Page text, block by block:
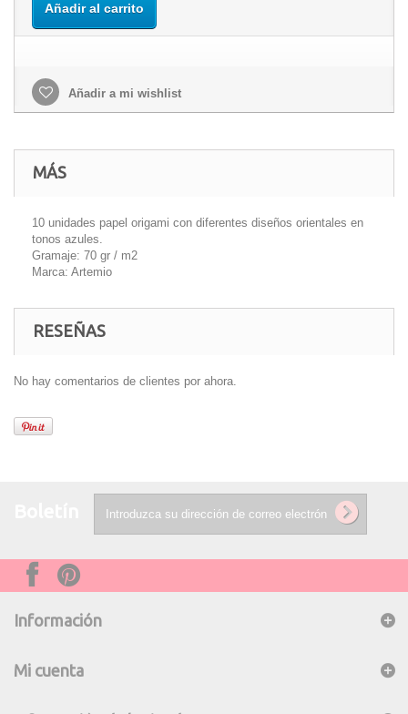
Añadir al carrito
Añadir a mi wishlist
MÁS
10 unidades papel origami con diferentes diseños orientales en
tonos azules.
Gramaje: 70 gr / m2
Marca: Artemio
RESEÑAS
No hay comentarios de clientes por ahora.
Información
Mi cuenta